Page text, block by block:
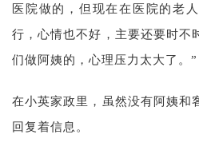
医院做的，但现在在医院的老
行，心情也不好，主要还要时不
们做阿姨的，心理压力太大了。”
在小英家政里，虽然没有阿姨和
回复着信息。